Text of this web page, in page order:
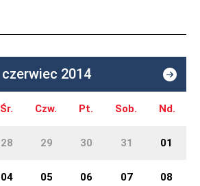
czerwiec 2014
Śr. Czw. Pt. Sob. Nd.
28 29 30 31 01
04 05 06 07 08